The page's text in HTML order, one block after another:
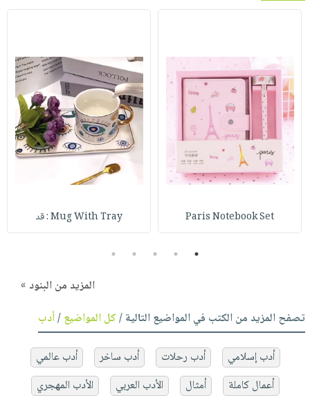
Paris Notebook Set Mug With Tray : قد
1
2
3
4
5
المزيد من البنود »
تصفح المزيد من الكتب في المواضيع التالية /كل المواضيع/أدب
أدب إسلامي أدب رحلات أدب ساخر
أدب عالمي
أعمال كاملة
أمثال الأدب العربي
الأدب المهجري